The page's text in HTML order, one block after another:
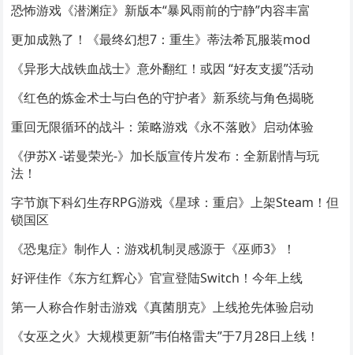
恐怖游戏《潜渊症》新版本“暴风雨前的宁静”内容丰富
更加成熟了！《最终幻想7：重生》蒂法希瓦服装mod
《异形大战铁血战士》意外翻红！或因 “好友支援”活动
《红色的炼金术士与白色的守护者》新系统与角色揭晓
重回无限循环的战斗：策略游戏《永不落败》启动体验
《伊苏X -诺曼荣光-》加长版宣传片发布：全新剧情与玩
法！
字节旗下科幻生存RPG游戏《星球：重启》上架Steam！但
锁国区
《恐鬼症》制作人：游戏机制灵感源于《巫师3》！
好评佳作《东方红辉心》官宣登陆Switch！今年上线
第一人称合作射击游戏《真菌朋克》上线抢先体验启动
《女巫之火》大规模更新”韦伯格雷夫”于7月28日上线！